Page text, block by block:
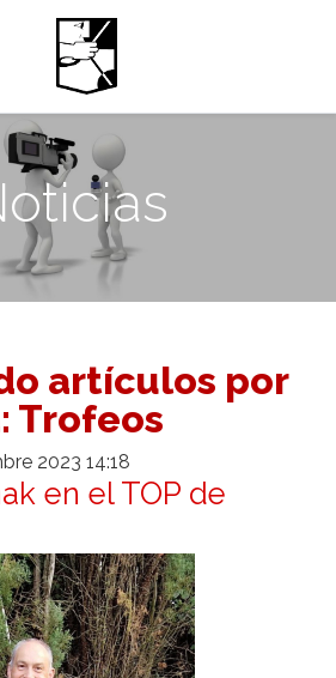
artículos por
Trofeos
2023 14:18
en el TOP de